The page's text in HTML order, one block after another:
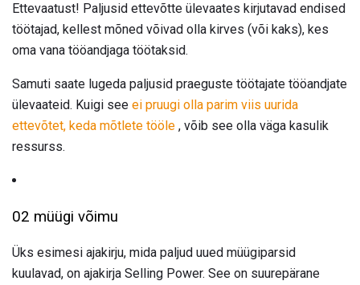
Ettevaatust! Paljusid ettevõtte ülevaates kirjutavad endised
töötajad, kellest mõned võivad olla kirves (või kaks), kes
oma vana tööandjaga töötaksid.
Samuti saate lugeda paljusid praeguste töötajate tööandjate
ülevaateid. Kuigi see ei pruugi olla parim viis uurida
ettevõtet, keda mõtlete tööle , võib see olla väga kasulik
ressurss.
02 müügi võimu
Üks esimesi ajakirju, mida paljud uued müügiparsid
kuulavad, on ajakirja Selling Power. See on suurepärane